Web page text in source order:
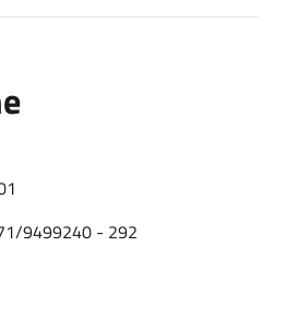
9499240 - 292